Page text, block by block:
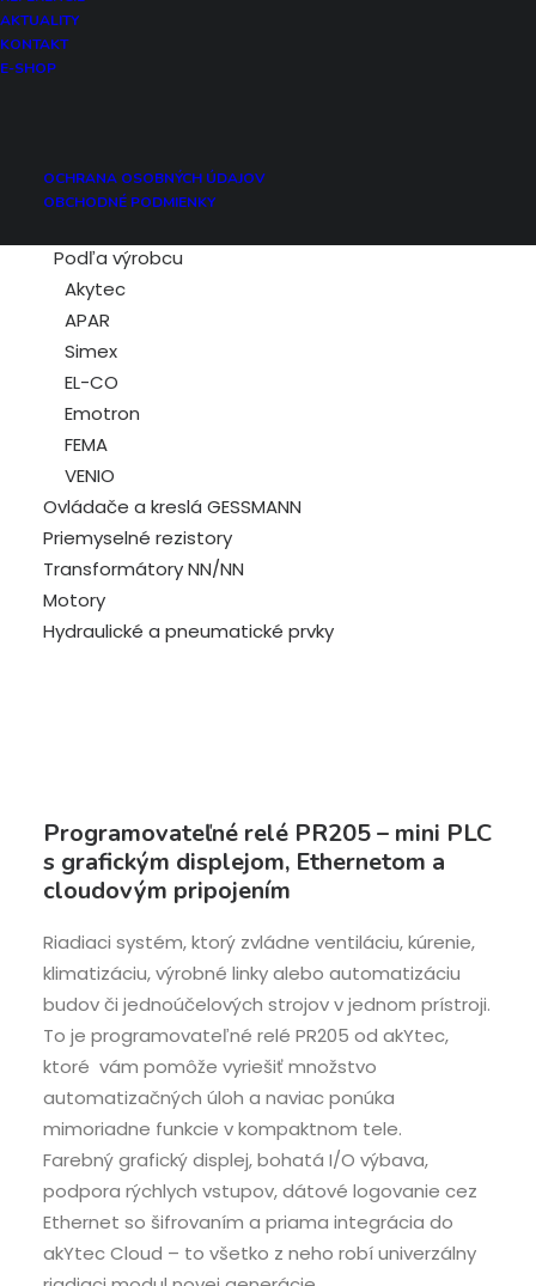
AKTUALITY
KONTAKT
E-SHOP
OCHRANA OSOBNÝCH ÚDAJOV
OBCHODNÉ PODMIENKY
Vlhkosť
Hladina
Spínanie
Podľa výrobcu
Akytec
APAR
Simex
EL-CO
Emotron
FEMA
VENIO
Ovládače a kreslá GESSMANN
Priemyselné rezistory
Transformátory NN/NN
Motory
Hydraulické a pneumatické prvky
Programovateľné relé PR205 – mini PLC
s grafickým displejom, Ethernetom a
cloudovým pripojením
Riadiaci systém, ktorý zvládne ventiláciu, kúrenie,
klimatizáciu, výrobné linky alebo automatizáciu
budov či jednoúčelových strojov v jednom prístroji.
To je programovateľné relé PR205 od akYtec,
ktoré vám pomôže vyriešiť množstvo
automatizačných úloh a naviac ponúka
mimoriadne funkcie v kompaktnom tele.
Farebný grafický displej, bohatá I/O výbava,
podpora rýchlych vstupov, dátové logovanie cez
Ethernet so šifrovaním a priama integrácia do
akYtec Cloud – to všetko z neho robí univerzálny